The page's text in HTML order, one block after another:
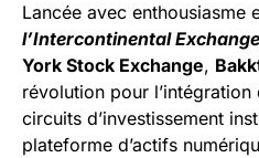
Lancée avec enthousiasme
l’Intercontinental Exchange
York Stock Exchange,
révolution pour l’intégration
circuits d’investissement
plateforme d’actifs